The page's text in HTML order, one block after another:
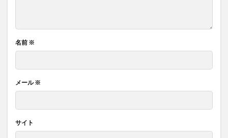
名前 ※
メール※
サイト